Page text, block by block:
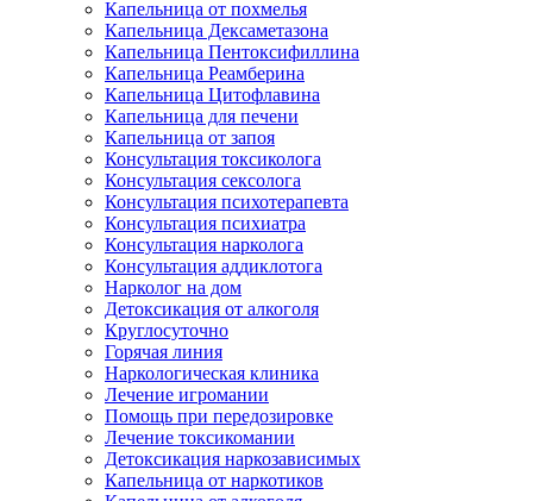
Капельница от похмелья
Капельница Дексаметазона
Капельница Пентоксифиллина
Капельница Реамберина
Капельница Цитофлавина
Капельница для печени
Капельница от запоя
Консультация токсиколога
Консультация сексолога
Консультация психотерапевта
Консультация психиатра
Консультация нарколога
Консультация аддиклотога
Нарколог на дом
Детоксикация от алкоголя
Круглосуточно
Горячая линия
Наркологическая клиника
Лечение игромании
Помощь при передозировке
Лечение токсикомании
Детоксикация наркозависимых
Капельница от наркотиков